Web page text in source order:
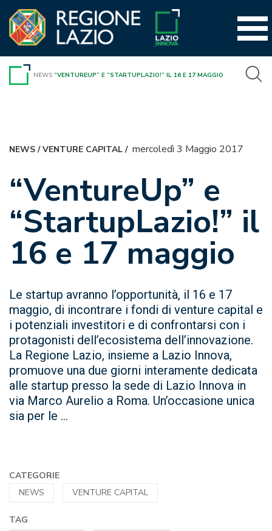
contenuto
NEWS “VENTUREUP” E “STARTUPLAZIO!” IL 16 E 17 MAGGIO
NEWS/VENTURE CAPITAL/ mercoledì 3 Maggio 2017
“VentureUp” e
“StartupLazio!” il
16 e 17 maggio
Le startup avranno l’opportunità, il 16 e 17
maggio, di incontrare i fondi di venture capital e
i potenziali investitori e di confrontarsi con i
protagonisti dell’ecosistema dell’innovazione.
La Regione Lazio, insieme a Lazio Innova,
promuove una due giorni interamente dedicata
alle startup presso la sede di Lazio Innova in
via Marco Aurelio a Roma. Un’occasione unica
sia per le ...
CATEGORIE
NEWS
VENTURE CAPITAL
TAG